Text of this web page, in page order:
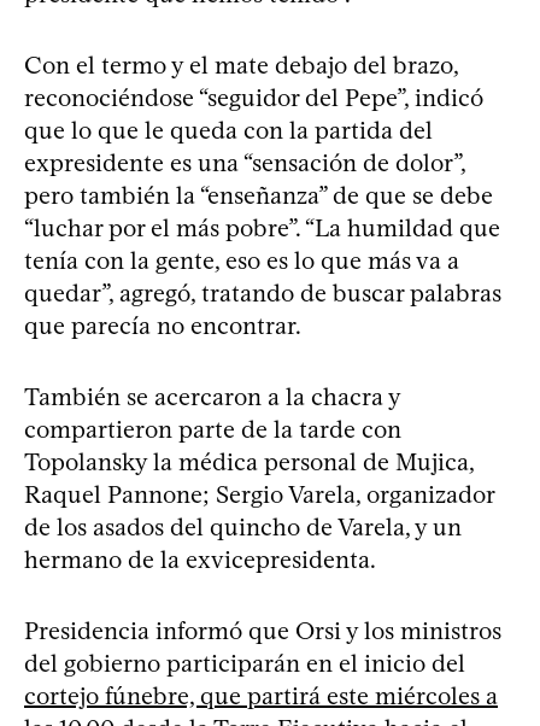
Con el termo y el mate debajo del brazo,
reconociéndose “seguidor del Pepe”, indicó
que lo que le queda con la partida del
expresidente es una “sensación de dolor”,
pero también la “enseñanza” de que se debe
“luchar por el más pobre”. “La humildad que
tenía con la gente, eso es lo que más va a
quedar”, agregó, tratando de buscar palabras
que parecía no encontrar.
También se acercaron a la chacra y
compartieron parte de la tarde con
Topolansky la médica personal de Mujica,
Raquel Pannone; Sergio Varela, organizador
de los asados del quincho de Varela, y un
hermano de la exvicepresidenta.
Presidencia informó que Orsi y los ministros
del gobierno participarán en el inicio del
cortejo fúnebre, que partirá este miércoles a